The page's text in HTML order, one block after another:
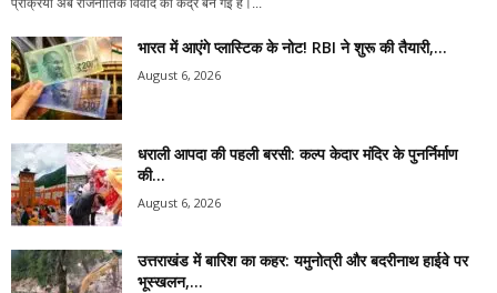
प्रक्रिया अब राजनीतिक विवाद का केंद्र बन गई है।...
भारत में आएंगे प्लास्टिक के नोट! RBI ने शुरू की तैयारी,...
August 6, 2026
धराली आपदा की पहली बरसी: कल्प केदार मंदिर के पुनर्निर्माण
की...
August 6, 2026
उत्तराखंड में बारिश का कहर: यमुनोत्री और बदरीनाथ हाईवे पर
भूस्खलन,...